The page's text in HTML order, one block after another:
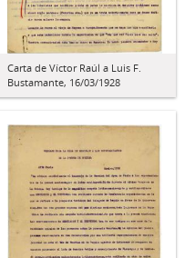
Carta de Víctor Raúl a Luis F.
Bustamante, 16/03/1928